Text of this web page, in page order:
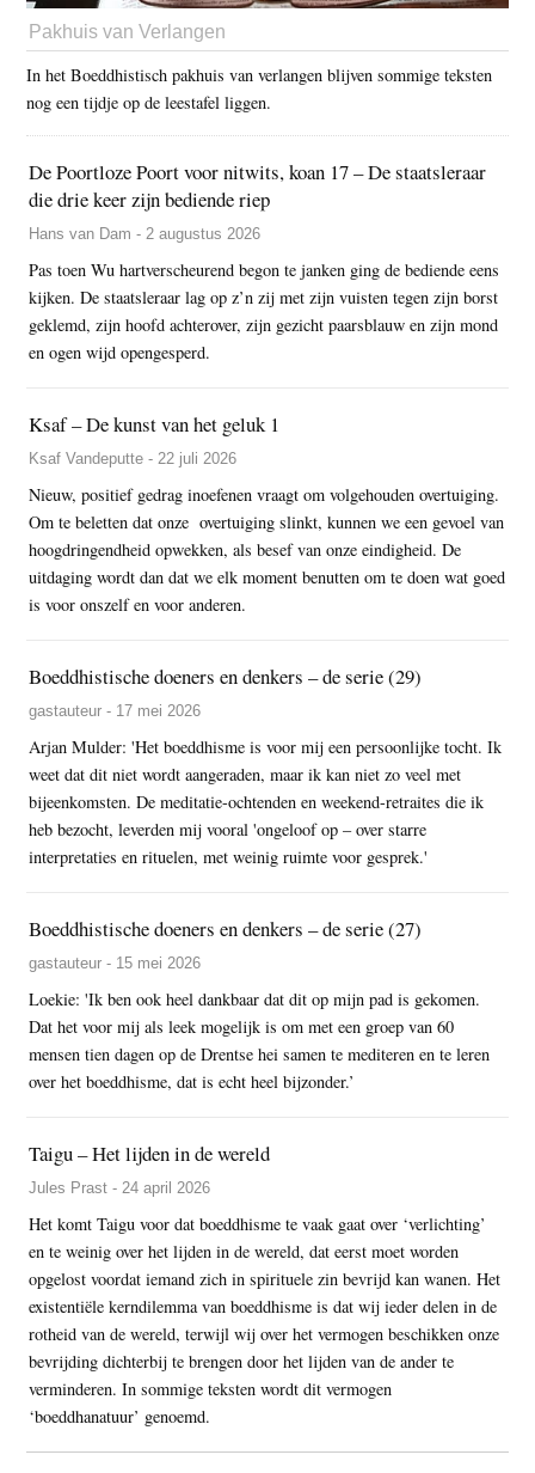
Pakhuis van Verlangen
In het Boeddhistisch pakhuis van verlangen blijven sommige teksten
nog een tijdje op de leestafel liggen.
De Poortloze Poort voor nitwits, koan 17 – De staatsleraar
die drie keer zijn bediende riep
Hans van Dam - 2 augustus 2026
Pas toen Wu hartverscheurend begon te janken ging de bediende eens
kijken. De staatsleraar lag op z’n zij met zijn vuisten tegen zijn borst
geklemd, zijn hoofd achterover, zijn gezicht paarsblauw en zijn mond
en ogen wijd opengesperd.
Ksaf – De kunst van het geluk 1
Ksaf Vandeputte - 22 juli 2026
Nieuw, positief gedrag inoefenen vraagt om volgehouden overtuiging.
Om te beletten dat onze overtuiging slinkt, kunnen we een gevoel van
hoogdringendheid opwekken, als besef van onze eindigheid. De
uitdaging wordt dan dat we elk moment benutten om te doen wat goed
is voor onszelf en voor anderen.
Boeddhistische doeners en denkers – de serie (29)
gastauteur - 17 mei 2026
Arjan Mulder: 'Het boeddhisme is voor mij een persoonlijke tocht. Ik
weet dat dit niet wordt aangeraden, maar ik kan niet zo veel met
bijeenkomsten. De meditatie-ochtenden en weekend-retraites die ik
heb bezocht, leverden mij vooral 'ongeloof op – over starre
interpretaties en rituelen, met weinig ruimte voor gesprek.'
Boeddhistische doeners en denkers – de serie (27)
gastauteur - 15 mei 2026
Loekie: 'Ik ben ook heel dankbaar dat dit op mijn pad is gekomen.
Dat het voor mij als leek mogelijk is om met een groep van 60
mensen tien dagen op de Drentse hei samen te mediteren en te leren
over het boeddhisme, dat is echt heel bijzonder.’
Taigu – Het lijden in de wereld
Jules Prast - 24 april 2026
Het komt Taigu voor dat boeddhisme te vaak gaat over ‘verlichting’
en te weinig over het lijden in de wereld, dat eerst moet worden
opgelost voordat iemand zich in spirituele zin bevrijd kan wanen. Het
existentiële kerndilemma van boeddhisme is dat wij ieder delen in de
rotheid van de wereld, terwijl wij over het vermogen beschikken onze
bevrijding dichterbij te brengen door het lijden van de ander te
verminderen. In sommige teksten wordt dit vermogen
‘boeddhanatuur’ genoemd.